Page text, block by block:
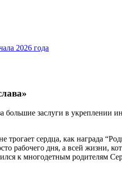
2026 года
заслуги в укреплении
сердца, как награда
рабочего дня, а всей жизни,
к многодетным родителям